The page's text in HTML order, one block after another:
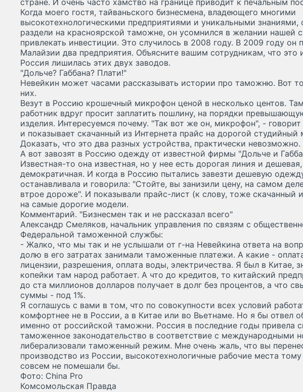
стране. И очень часто хамство на границе приводит к печальным
Когда моего гостя, тайваньского бизнесмена, владеющего многими
высокотехнологическими предприятиями и уникальными знаниями,
раздели на красноярской таможне, он усомнился в желании нашей
привлекать инвестиции. Это случилось в 2008 году. В 2009 году он
Малайзии два предприятия. Объясните вашим сотрудникам, что это
Россия лишилась этих двух заводов.
"Дольче? Габбана? Плати!"
Невейкин может часами рассказывать истории про таможню. Вот
них.
Везут в Россию крошечный микрофон ценой в несколько центов.
работник вдруг просит заплатить пошлину, на порядки
изделия. Интересуемся почему. "Так вот же он, микрофон", -
и показывает скачанный из Интернета прайс на дорогой студийный
Доказать, что это два разных устройства, практически невозможно.
А вот завозят в Россию одежду от известной фирмы "Дольче и
Известная-то она известная, но у нее есть дорогая линия и дешевая,
демократичная. И когда в Россию пытались завезти дешевую
останавливала и говорила: "Стойте, вы занизили цену, на самом
втрое дороже". И показывали прайс-лист (к слову, тоже скачанный
на самые дорогие модели.
Комментарий. "Бизнесмен так и не рассказал всего"
Александр Смеляков, начальник управления по связям с
Федеральной таможенной службы:
- Жалко, что мы так и не услышали от г-на Невейкина ответа на
долю в его затратах занимали таможенные платежи. А какие -
лицензии, разрешения, оплата воды, электричества. Я был в Китае,
копейки там народ работает. А что до кредитов, то китайский
до ста миллионов долларов получает в долг без процентов, а что
суммы - под 1%.
Я соглашусь с вами в том, что по совокупности всех условий
комфортнее не в России, а в Китае или во Вьетнаме. Но я бы отвел
именно от российской таможни. Россия в последние годы привела
таможенное законодательство в соответствие с международными
либерализовали таможенный режим. Мне очень жаль, что вы
производство из России, высокотехнологичные рабочие места
совсем не помешали бы.
Фото: China Pro
Комсомольская Правда